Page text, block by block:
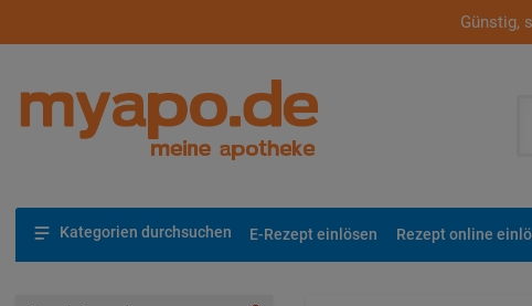
Günstig,
Kategorien durchsuchen E-Rezept einlösen Rezept online